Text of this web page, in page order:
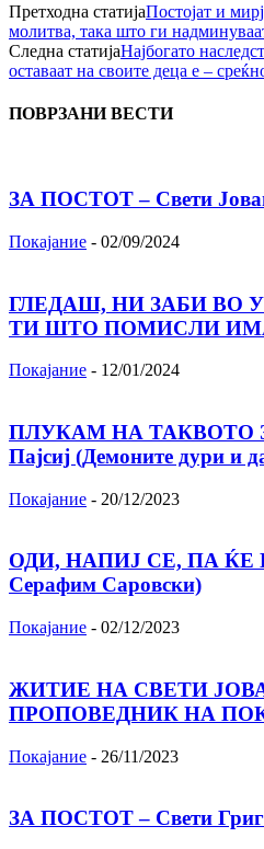
Претходна статијаПостојат и
молитва, така што ги
Следна статијаНајбогато
оставаат на своите деца е –
ПОВРЗАНИ ВЕСТИ
ЗА ПОСТОТ – Свети
Покајание - 02/09/2024
ГЛЕДАШ, НИ ЗАБИ ВО
ТИ ШТО ПОМИСЛИ
Покајание - 12/01/2024
ПЛУКАМ НА ТАКВОТО
Пајсиј (Демоните дури и
Покајание - 20/12/2023
ОДИ, НАПИЈ СЕ, ПА ЌЕ
Серафим Саровски)
Покајание - 02/12/2023
ЖИТИЕ НА СВЕТИ
ПРОПОВЕДНИК НА
Покајание - 26/11/2023
ЗА ПОСТОТ – Свети